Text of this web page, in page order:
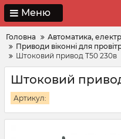
Меню
Головна
Автоматика,
Приводи віконні для
Штоковий привод T50 230в
Штоковий
Артикул: